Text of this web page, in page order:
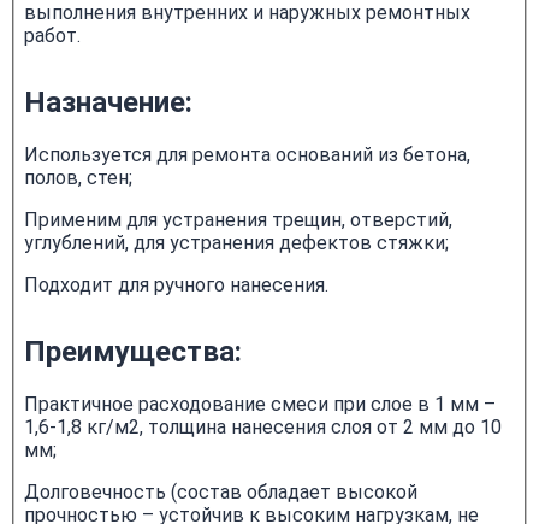
выполнения внутренних и наружных ремонтных
работ.
Назначение:
Используется для ремонта оснований из бетона,
полов, стен;
Применим для устранения трещин, отверстий,
углублений, для устранения дефектов стяжки;
Подходит для ручного нанесения.
Преимущества:
Практичное расходование смеси при слое в 1 мм –
1,6-1,8 кг/м2, толщина нанесения слоя от 2 мм до 10
мм;
Долговечность (состав обладает высокой
прочностью – устойчив к высоким нагрузкам, не